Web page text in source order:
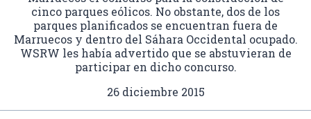
cinco parques eólicos. No obstante, dos de los
parques planificados se encuentran fuera de
Marruecos y dentro del Sáhara Occidental ocupado.
WSRW les había advertido que se abstuvieran de
participar en dicho concurso.
26 diciembre 2015